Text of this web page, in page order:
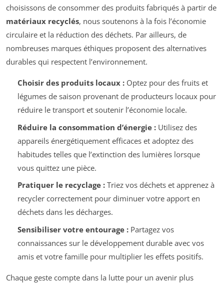
choisissons de consommer des produits fabriqués à partir de
matériaux recyclés, nous soutenons à la fois l’économie
circulaire et la réduction des déchets. Par ailleurs, de
nombreuses marques éthiques proposent des alternatives
durables qui respectent l’environnement.
Choisir des produits locaux :Optez pour des fruits et
légumes de saison provenant de producteurs locaux pour
réduire le transport et soutenir l’économie locale.
Réduire la consommation d’énergie :Utilisez des
appareils énergétiquement efficaces et adoptez des
habitudes telles que l’extinction des lumières lorsque
vous quittez une pièce.
Pratiquer le recyclage :Triez vos déchets et apprenez à
recycler correctement pour diminuer votre apport en
déchets dans les décharges.
Sensibiliser votre entourage :Partagez vos
connaissances sur le développement durable avec vos
amis et votre famille pour multiplier les effets positifs.
Chaque geste compte dans la lutte pour un avenir plus